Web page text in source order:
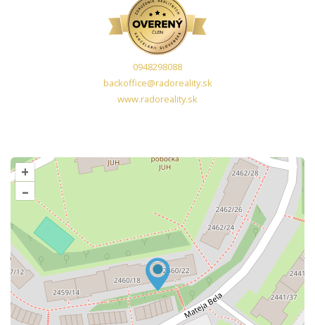
0948298088
backoffice@radoreality.sk
www.radoreality.sk
+
–